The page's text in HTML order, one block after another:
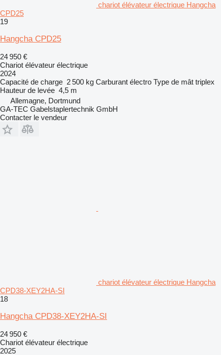
chariot élévateur électrique Hangcha
CPD25
19
Hangcha CPD25
24 950 €
Chariot élévateur électrique
2024
Capacité de charge 2 500 kg Carburant électro Type de mât triplex
Hauteur de levée 4,5 m
Allemagne, Dortmund
GA-TEC Gabelstaplertechnik GmbH
Contacter le vendeur
chariot élévateur électrique Hangcha
CPD38-XEY2HA-SI
18
Hangcha CPD38-XEY2HA-SI
24 950 €
Chariot élévateur électrique
2025